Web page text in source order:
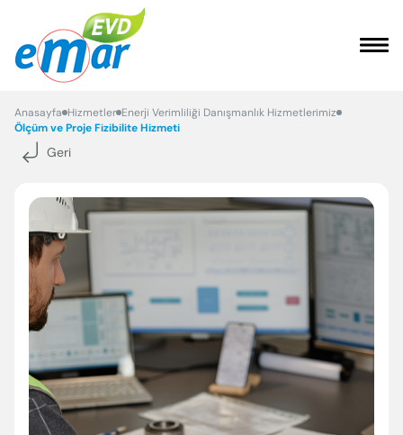
ANASAYFA
HİZMETLER
FAYDALI BİLGİLER
İLETİŞİM
Anasayfa Hizmetler Enerji Verimliliği Danışmanlık Hizmetlerimiz
Ölçüm ve Proje Fizibilite Hizmeti
Geri